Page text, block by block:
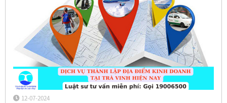
12-07-2024